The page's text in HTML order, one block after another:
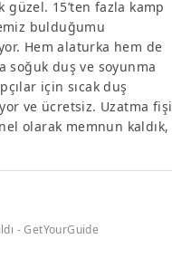
güzel. 15’ten fazla kamp
bulduğumu
Hem alaturka hem de
soğuk duş ve soyunma
için sıcak duş
ve ücretsiz. Uzatma fişi
olarak memnun kaldık,
- GetYourGuide